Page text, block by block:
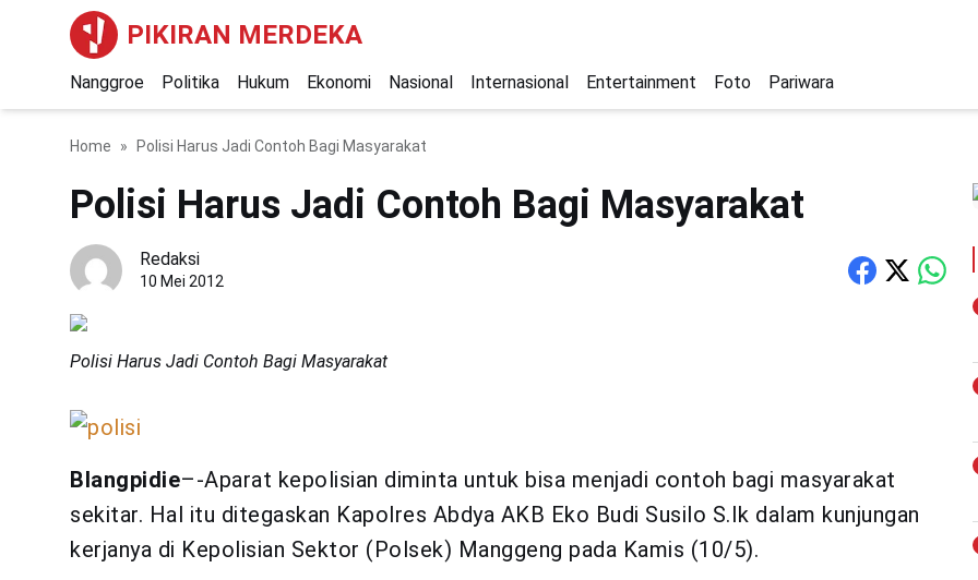
PIKIRAN MERDEKA
Nanggroe Politika Hukum Ekonomi Nasional Internasional Entertainment Foto Pariwara
Home Polisi Harus Jadi Contoh Bagi Masyarakat
Polisi Harus Jadi Contoh Bagi Masyarakat
Redaksi
10 Mei 2012
Polisi Harus Jadi Contoh Bagi Masyarakat
Blangpidie–-Aparat kepolisian diminta untuk bisa menjadi contoh bagi masyarakat
sekitar. Hal itu ditegaskan Kapolres Abdya AKB Eko Budi Susilo S.Ik dalam kunjungan
kerjanya di Kepolisian Sektor (Polsek) Manggeng pada Kamis (10/5).